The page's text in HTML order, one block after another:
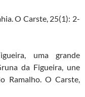
O Carste, 25(1): 2-
uma grande
da Figueira, une
Ramalho. O Carste,